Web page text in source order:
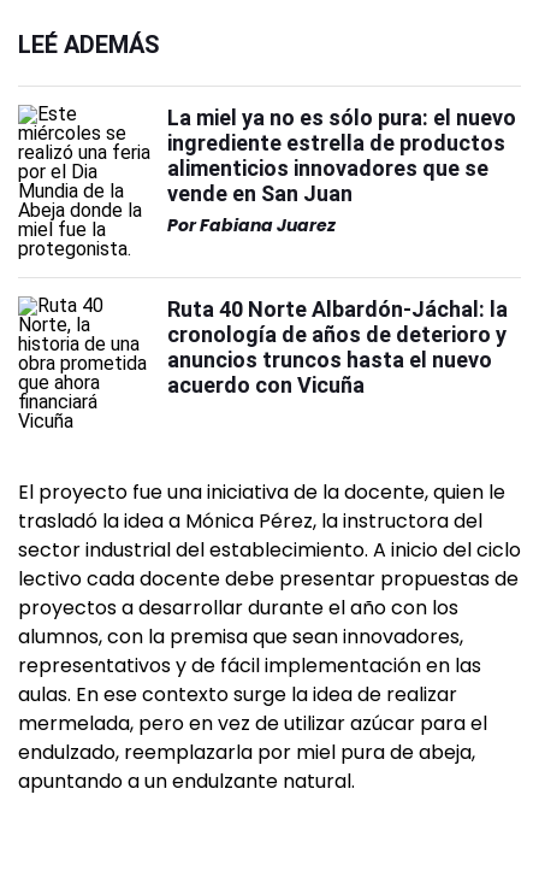
LEÉ ADEMÁS
La miel ya no es sólo pura: el nuevo
ingrediente estrella de productos
alimenticios innovadores que se
vende en San Juan
PorFabiana Juarez
Ruta 40 Norte Albardón-Jáchal: la
cronología de años de deterioro y
anuncios truncos hasta el nuevo
acuerdo con Vicuña
El proyecto fue una iniciativa de la docente, quien le
trasladó la idea a Mónica Pérez, la instructora del
sector industrial del establecimiento. A inicio del ciclo
lectivo cada docente debe presentar propuestas de
proyectos a desarrollar durante el año con los
alumnos, con la premisa que sean innovadores,
representativos y de fácil implementación en las
aulas. En ese contexto surge la idea de realizar
mermelada, pero en vez de utilizar azúcar para el
endulzado, reemplazarla por miel pura de abeja,
apuntando a un endulzante natural.